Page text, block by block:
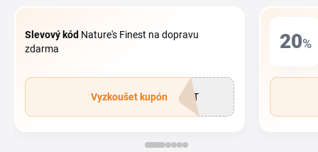
Slevový kód Nature's Finest na dopravu
zdarma
HOT
Vyzkoušet kupón
20%